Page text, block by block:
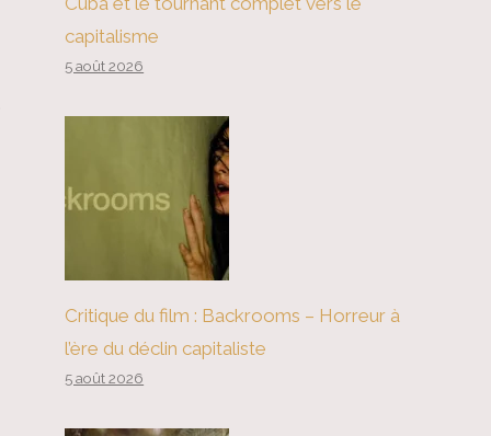
capitalisme
5 août 2026
Critique du film : Backrooms – Horreur à
l’ère du déclin capitaliste
5 août 2026